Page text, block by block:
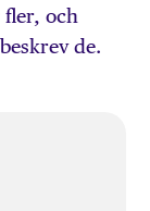
och
de.